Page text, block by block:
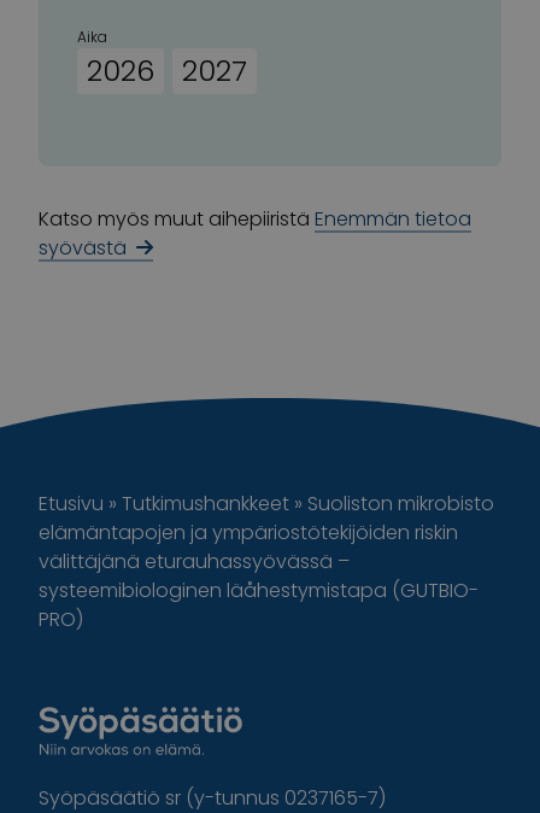
Aika
2026 2027
Katso myös muut aihepiiristä Enemmän tietoa
syövästä
Etusivu » Tutkimushankkeet » Suoliston mikrobisto
elämäntapojen ja ympäriostötekijöiden riskin
välittäjänä eturauhassyövässä –
systeemibiologinen läåhestymistapa (GUTBIO-
PRO)
Syöpäsäätiö sr (y-tunnus 0237165-7)